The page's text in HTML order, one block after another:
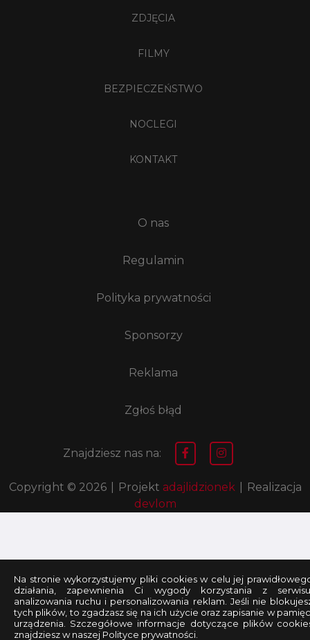
ZDJĘCIA
FILMY
BEZPIECZEŃSTWO
NOCLEGI
KONTAKT
O nas
Regulamin
Polityka prywatności
Sponsorzy
Reklama
Zgłoś błąd
Znajdziesz nas na:
Copyright © 2026 Projekt adajlidzionek
Realizacja
devlom
Na stronie wykorzystujemy pliki cookies w celu jej
działania, zapewnienia Ci wygody korzystania z
analizowania ruchu i personalizowania reklam. Jeśli nie
tych plików, to zgadzasz się na ich użycie oraz zapisanie w
urządzenia. Szczegółowe informacje dotyczące plików
znajdziesz w naszej Polityce prywatności.